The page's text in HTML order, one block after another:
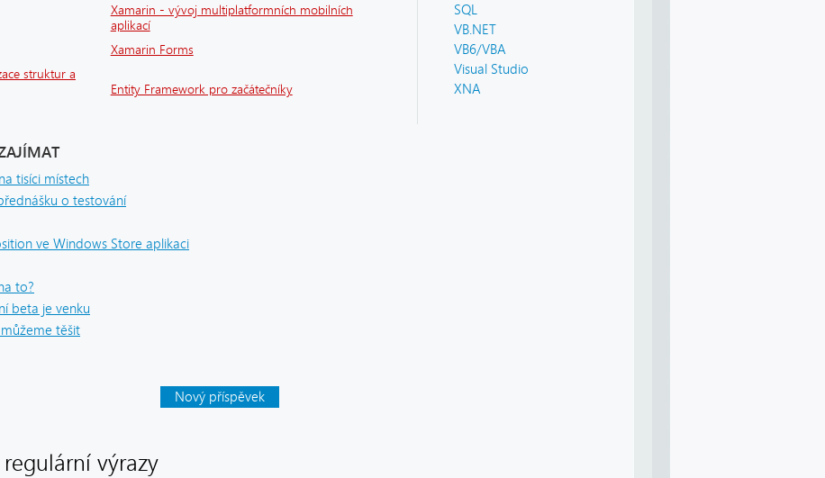
SQL
VB.NET
VB6/VBA
Visual Studio
XNA
Xamarin - vývoj multiplatformních mobilních
aplikací
Xamarin Forms
struktur a
Entity Framework pro začátečníky
tisíci místech
o testování
ve Windows Store aplikaci
to?
beta je venku
těšit
Nový příspěvek
výrazy